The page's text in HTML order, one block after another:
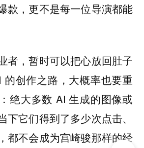
款，更不是每一位导演都能
者，暂时可以把心放回肚子
的创作之路，大概率也要重
绝大多数 AI 生成的图像或
下它们得到了多少次点击、
都不会成为宫崎骏那样的经